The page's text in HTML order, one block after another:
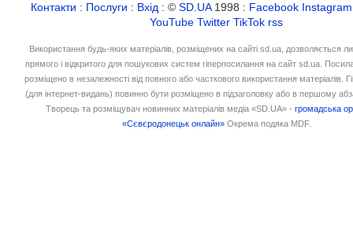
Контакти : Послуги : Вхід : ©SD.UA1998 : Facebook Instagram
YouTube Twitter TikTok rss
Використання будь-яких матеріалів, розміщених на сайті sd.ua, дозволяється
прямого і відкритого для пошукових систем гіперпосилання на сайт sd.ua.
розміщено в незалежності від повного або часткового використання матеріалів.
(для інтернет-видань) повинно бути розміщено в підзаголовку або в першому
Творець та розміщувач новинних матеріалів медіа «SD.UA» -громадська
«Сєвєродонецьк онлайн» Окрема подяка MDF.